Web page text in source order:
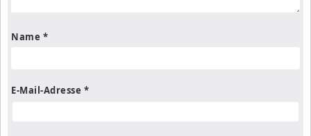
Name *
E-Mail-Adresse *